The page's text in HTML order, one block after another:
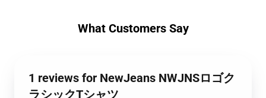
What Customers Say
1 reviews for NewJeans NWJNSロゴク
ラシックTシャツ